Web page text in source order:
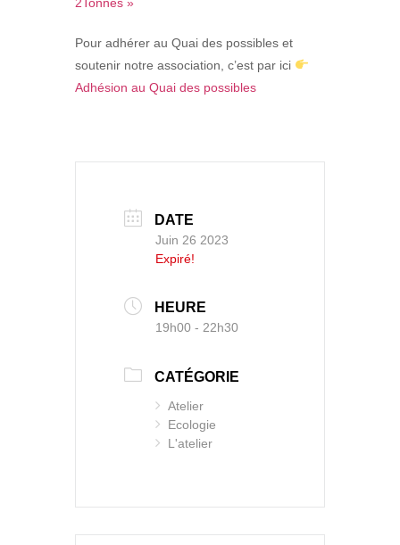
Pour adhérer au Quai des possibles et
soutenir notre association, c’est par ici
Adhésion au Quai des possibles
DATE
Juin 26 2023
Expiré!
HEURE
19h00 - 22h30
CATÉGORIE
Atelier
Ecologie
L'atelier